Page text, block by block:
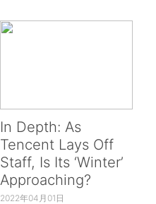
In Depth: As
Tencent Lays Off
Staff, Is Its ‘Winter’
Approaching?
2022年04月01日